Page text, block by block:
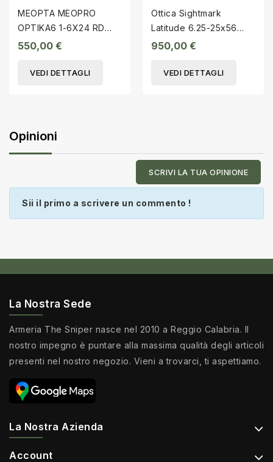
MEOPTA MEOPRO
OPTIKA6 1-6X24 RD
SFP
550,00 €
VEDI DETTAGLI
Ottica Sightmark
Latitude 6.25-25x56
PRS
950,00 €
VEDI DETTAGLI
Opinioni
SCRIVI LA TUA OPINIONE
Sii il primo a scrivere un commento !
La Nostra Sede
Armeria The Sniper nasce nel 2010 a Reggio Calabria. Il
nostro impegno è puntare alla massima qualità degli articoli
presenti nel nostro negozio. Vieni a trovarci, ti aspettiamo.
La Nostra Azienda
Account